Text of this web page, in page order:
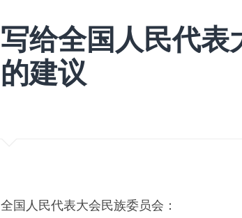
写给全国人民代
的建议
全国人民代表大会民族委员会：